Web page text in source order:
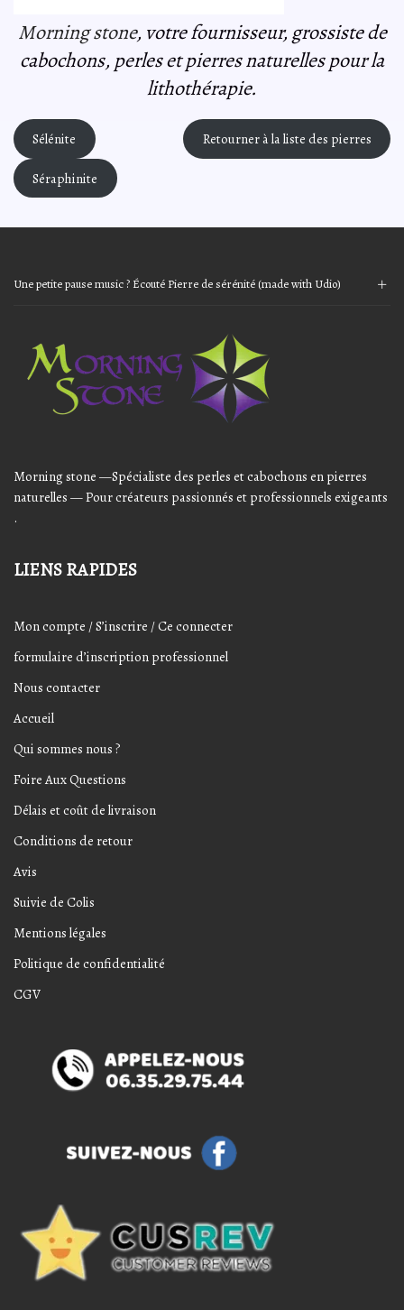
Morning stone, votre fournisseur, grossiste de
cabochons, perles et pierres naturelles pour la
lithothérapie.
Sélénite Retourner à la liste des pierres
Séraphinite
Une petite pause music ? Écouté Pierre de sérénité (made with Udio)
Morning stone —Spécialiste des perles et cabochons en pierres
naturelles — Pour créateurs passionnés et professionnels exigeants
.
LIENS RAPIDES
Mon compte / S’inscrire / Ce connecter
formulaire d’inscription professionnel
Nous contacter
Accueil
Qui sommes nous ?
Foire Aux Questions
Délais et coût de livraison
Conditions de retour
Avis
Suivie de Colis
Mentions légales
Politique de confidentialité
CGV